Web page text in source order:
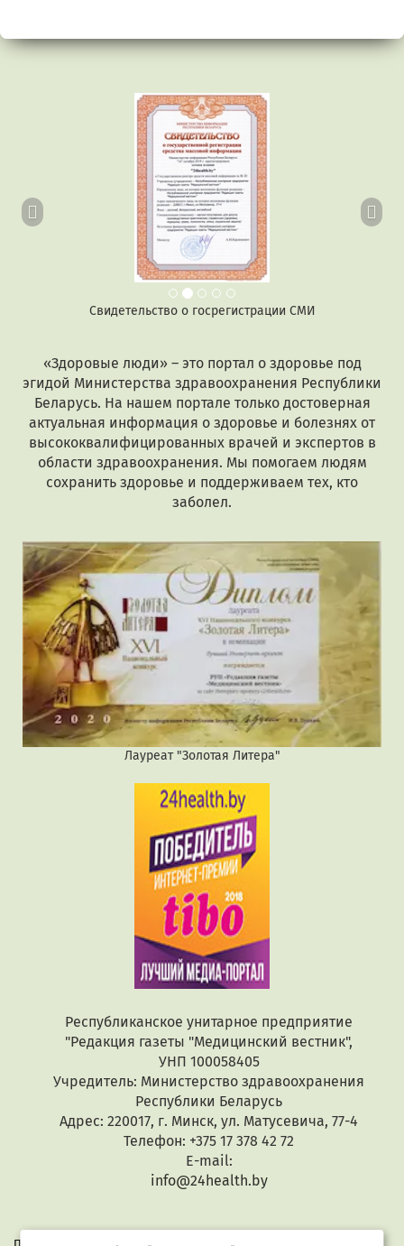
Свидетельство о госрегистрации СМИ
Предыдущий
«Здоровые люди» – это портал о здоровье под
эгидой Министерства здравоохранения Республики
Беларусь. На нашем портале только достоверная
актуальная информация о здоровье и болезнях от
высококвалифицированных врачей и экспертов в
области здравоохранения. Мы помогаем людям
сохранить здоровье и поддерживаем тех, кто
заболел.
Лауреат "Золотая Литера"
Республиканское унитарное предприятие
"Редакция газеты "Медицинский вестник",
УНП 100058405
Учредитель: Министерство здравоохранения
Республики Беларусь
Адрес: 220017, г. Минск, ул. Матусевича, 77-4
Телефон: +375 17 378 42 72
E-mail:
info@24health.by